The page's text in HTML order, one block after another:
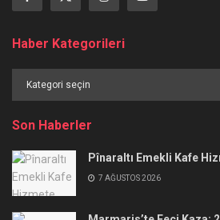
Haber Kategorileri
Kategorileri
Son Haberler
Pînaraltı Emekli Kafe
7 AĞUSTOS 2026